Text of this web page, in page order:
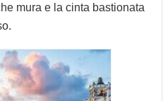
mura e la cinta bastionata